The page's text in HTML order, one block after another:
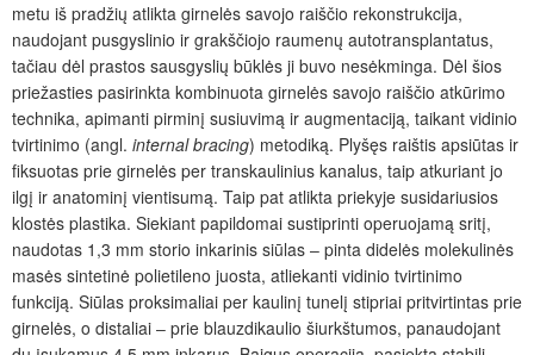
metu iš pradžių atlikta girnelės savojo raiščio rekonstrukcija,
naudojant pusgyslinio ir grakščiojo raumenų autotransplantatus,
tačiau dėl prastos sausgyslių būklės ji buvo nesėkminga. Dėl šios
priežasties pasirinkta kombinuota girnelės savojo raiščio atkūrimo
technika, apimanti pirminį susiuvimą ir augmentaciją, taikant vidinio
tvirtinimo (angl. internal bracing) metodiką. Plyšęs raištis apsiūtas ir
fiksuotas prie girnelės per transkaulinius kanalus, taip atkuriant jo
ilgį ir anatominį vientisumą. Taip pat atlikta priekyje susidariusios
klostės plastika. Siekiant papildomai sustiprinti operuojamą sritį,
naudotas 1,3 mm storio inkarinis siūlas ‒ pinta didelės molekulinės
masės sintetinė polietileno juosta, atliekanti vidinio tvirtinimo
funkciją. Siūlas proksimaliai per kaulinį tunelį stipriai pritvirtintas prie
girnelės, o distaliai ‒ prie blauzdikaulio šiurkštumos, panaudojant